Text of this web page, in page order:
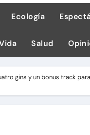
1,600 equipos
por ignorar
de GEI en sus
Ecología
Salud
gins y un bonus track